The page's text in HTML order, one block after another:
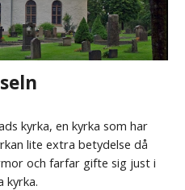
kyrka, en kyrka som har
lite extra betydelse då
och farfar gifte sig just i
kyrka.